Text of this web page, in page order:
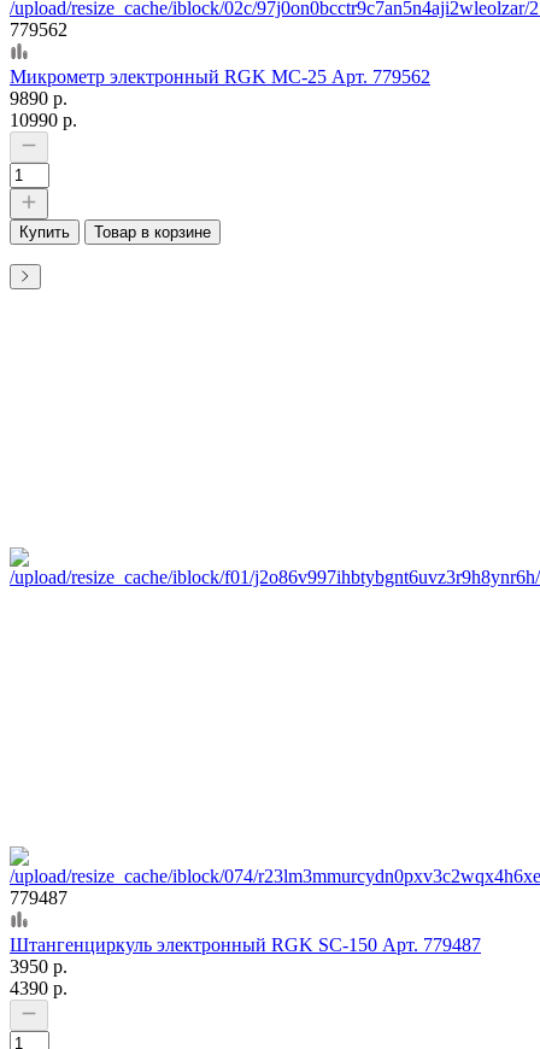
779562
Микрометр электронный RGK MC-25 Арт. 779562
9890 р.
10990 р.
Купить Товар в корзине
779487
Штангенциркуль электронный RGK SC-150 Арт. 779487
3950 р.
4390 р.